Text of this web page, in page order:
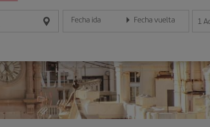
Fecha ida
Introduce la fecha en formato día/mes/año
Fecha vuelta
Introduce la fecha en 1